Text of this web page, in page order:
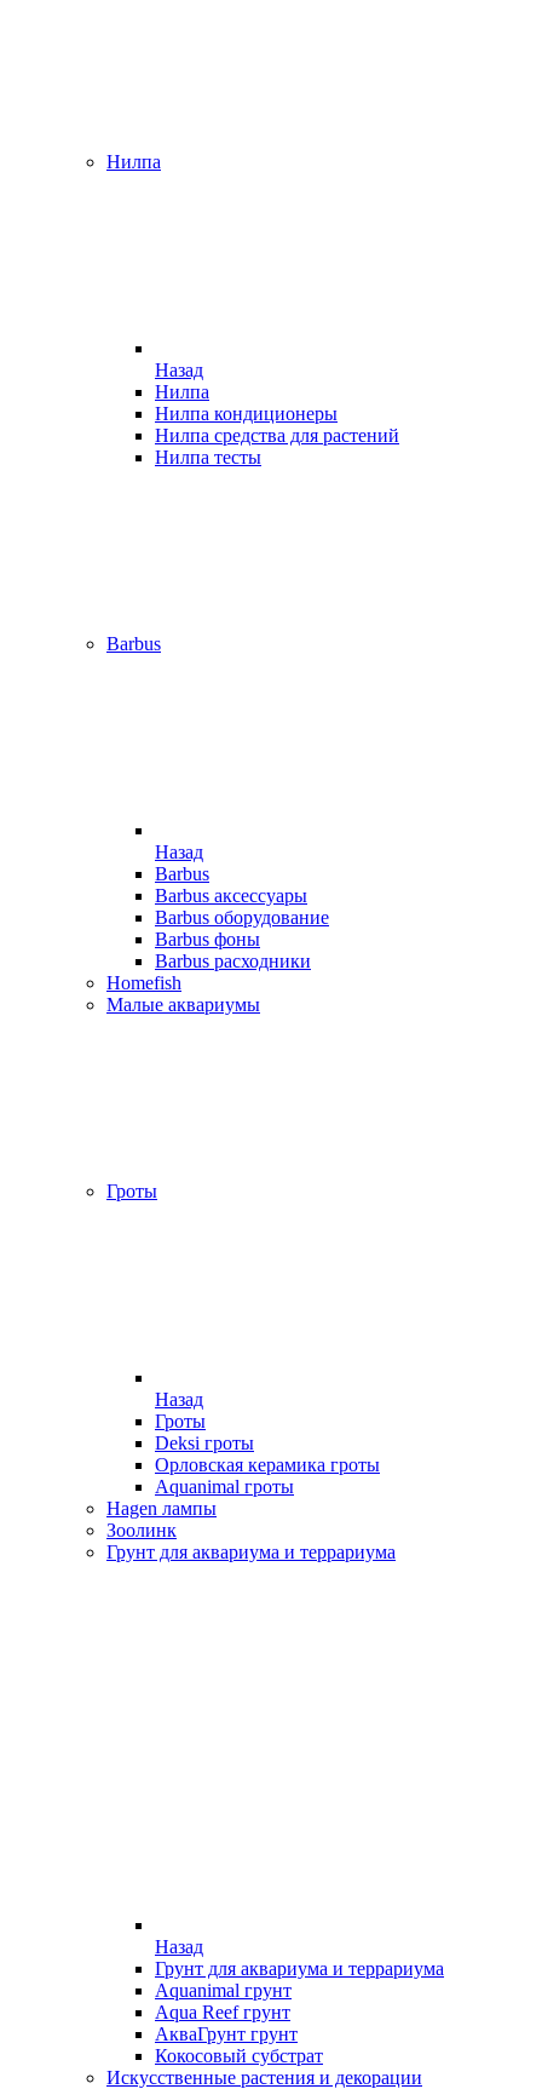
Нилпа
Назад
Нилпа
Нилпа кондиционеры
Нилпа средства для растений
Нилпа тесты
Barbus
Назад
Barbus
Barbus аксессуары
Barbus оборудование
Barbus фоны
Barbus расходники
Homefish
Малые аквариумы
Гроты
Назад
Гроты
Deksi гроты
Орловская керамика гроты
Aquanimal гроты
Hagen лампы
Зоолинк
Грунт для аквариума и террариума
Назад
Грунт для аквариума и террариума
Aquanimal грунт
Aqua Reef грунт
АкваГрунт грунт
Кокосовый субстрат
Искусственные растения и декорации